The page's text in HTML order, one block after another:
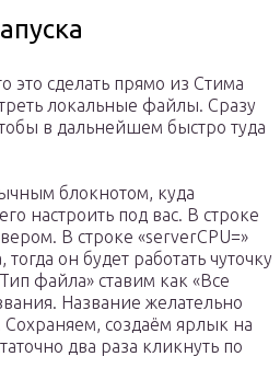
сделать прямо из Стима
локальные файлы. Сразу
в дальнейшем быстро туда
блокнотом, куда
настроить под вас. В строке
В строке «serverCPU=»
он будет работать чуточку
файла» ставим как «Все
Название желательно
создаём ярлык на
два раза кликнуть по